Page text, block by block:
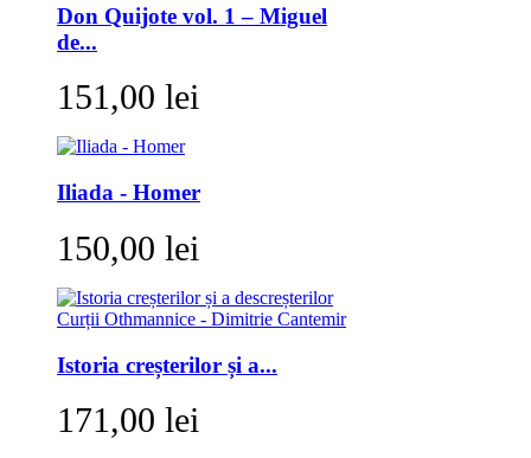
Don Quijote vol. 1 – Miguel
de...
151,00 lei
Iliada - Homer
150,00 lei
Istoria creșterilor și a...
171,00 lei